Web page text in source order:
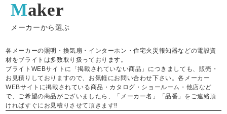
Maker
メーカーから選ぶ
各メーカーの照明・換気扇・インターホン・住宅火災報知器などの電設資
材をブライトは多数取り扱っております。
ブライトWEBサイトに「掲載されていない商品」につきましても、販売・
お見積りしておりますので、お気軽にお問い合わせ下さい。各メーカー
WEBサイトに掲載されている商品・カタログ・ショールーム・他店など
で、ご希望の商品がございましたら、「メーカー名」「品番」をご連絡頂
ければすぐにお見積りさせて頂きます‼